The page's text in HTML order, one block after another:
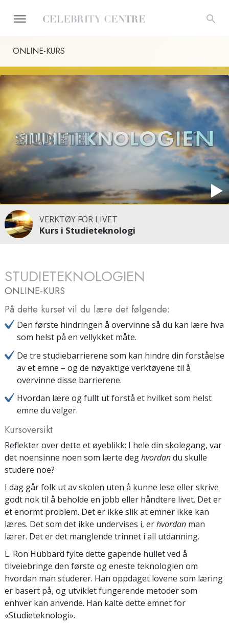
ONLINE-KURS
VERKTØY FOR LIVET
Kurs i Studieteknologi
STUDIETEKNOLOGIEN
ONLINE-KURS
På dette kurset vil du lære det følgende:
Den første hindringen å overvinne så du kan lære hva
som helst på en vellykket måte.
De tre studiebarrierene som kan hindre din forståelse
av et emne – og de nøyaktige verktøyene til å
overvinne disse barrierene.
Hvordan lære og fullt ut forstå et hvilket som helst
emne du velger.
Kursoversikt
Reflekter over dette et øyeblikk: I hele din skolegang, var
det noensinne noen som lærte deghvordandu skulle
studere noe?
I dag går folk ut av skolen uten å kunne lese eller skrive
godt nok til å beholde en jobb eller håndtere livet. Det er
et enormt problem. Det er ikke slik at emner ikke kan
læres. Det som det ikke undervises i, erhvordan man
lærer. Det er det manglende trinnet i all utdanning.
L. Ron Hubbard fylte dette gapende hullet ved å
tilveiebringe den første og eneste teknologien om
hvordan man studerer. Han oppdaget lovene som læring
er basert på, og utviklet fungerende metoder som
enhver kan anvende. Han kalte dette emnet for
«Studieteknologi».